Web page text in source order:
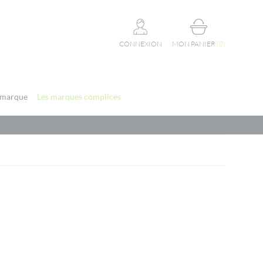
CONNEXION MON PANIER (0)
Les marques complices